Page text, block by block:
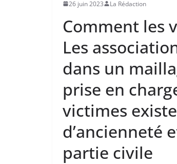
26 juin 2023 La Rédaction
Comment les
Les
dans un
prise en
victimes
d’ancienneté
partie civile